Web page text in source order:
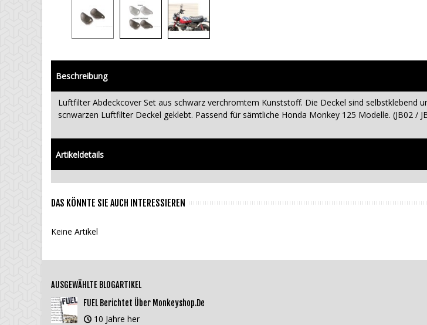
Beschreibung
Luftfilter Abdeckcover Set aus schwarz verchromtem Kunststoff. Die Deckel sind
scnwarzen Luftfilter Deckel geklebt. Passend für sämtliche Honda Monkey 125 Modelle. (JB02 /
Artikeldetails
DAS KÖNNTE SIE AUCH INTERESSIEREN
Keine Artikel
AUSGEWÄHLTE BLOGARTIKEL
FUEL Berichtet Über Monkeyshop.de
10 Jahre her